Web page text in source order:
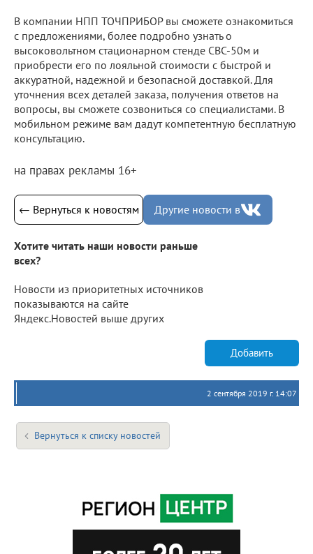
В компании НПП ТОЧПРИБОР вы сможете ознакомиться
с предложениями, более подробно узнать о
высоковольтном стационарном стенде СВС-50м и
приобрести его по лояльной стоимости с быстрой и
аккуратной, надежной и безопасной доставкой. Для
уточнения всех деталей заказа, получения ответов на
вопросы, вы сможете созвониться со специалистами. В
мобильном режиме вам дадут компетентную бесплатную
консультацию.
на правах рекламы 16+
← Вернуться к новостям Другие новости в
Хотите читать наши новости раньше
всех?
Новости из приоритетных источников
показываются на сайте
Яндекс.Новостей выше других
Добавить
2 сентября 2019 г. 14:07
Вернуться к списку новостей